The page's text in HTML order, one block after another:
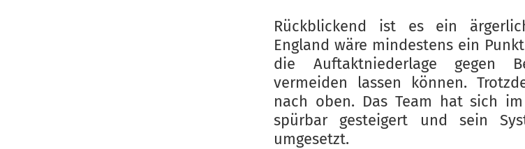
Rückblickend ist es ein
England wäre mindestens ein
die Auftaktniederlage gegen
vermeiden lassen können.
nach oben. Das Team hat sich
spürbar gesteigert und sein
umgesetzt.